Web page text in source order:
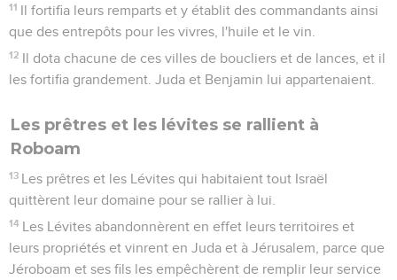
11 Il fortifia leurs remparts et y établit des commandants ainsi
que des entrepôts pour les vivres, l'huile et le vin.
12 Il dota chacune de ces villes de boucliers et de lances, et il
les fortifia grandement. Juda et Benjamin lui appartenaient.
Les prêtres et les lévites se rallient à
Roboam
13 Les prêtres et les Lévites qui habitaient tout Israël
quittèrent leur domaine pour se rallier à lui.
14 Les Lévites abandonnèrent en effet leurs territoires et
leurs propriétés et vinrent en Juda et à Jérusalem, parce que
Jéroboam et ses fils les empêchèrent de remplir leur service